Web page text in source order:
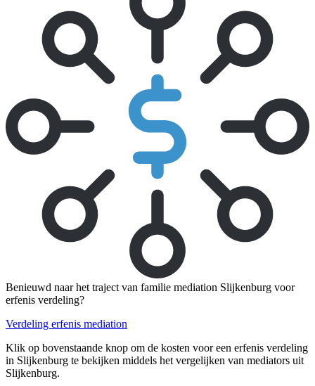
Benieuwd naar het traject van familie mediation Slijkenburg voor
erfenis verdeling?
Verdeling erfenis mediation
Klik op bovenstaande knop om de kosten voor een erfenis verdeling
in Slijkenburg te bekijken middels het vergelijken van mediators uit
Slijkenburg.